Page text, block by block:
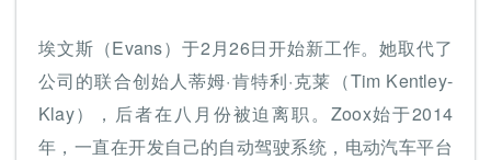
埃文斯（Evans）于2月26日开始新工作。她取代了
公司的联合创始人蒂姆·肯特利·克莱（Tim Kentley-
Klay），后者在八月份被迫离职。Zoox始于2014
年，一直在开发自己的自动驾驶系统，电动汽车平台